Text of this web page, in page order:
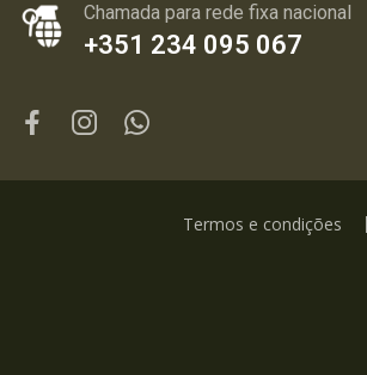
Chamada para rede fixa nacional
+351 234 095 067
Termos e condições